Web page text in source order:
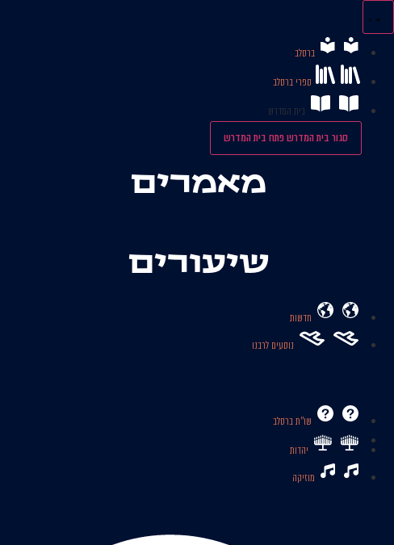
לתוכן
ברסלב
ספרי ברסלב
בית המדרש
סגור בית המדרשפתח בית המדרש
מאמרים
שיעורים
חדשות
נוסעים לרבנו
שו’’ת ברסלב
יהדות
מוזיקה